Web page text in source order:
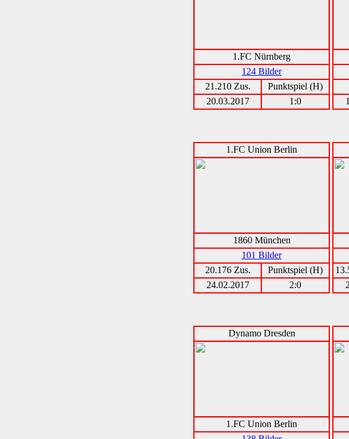
1.FC Nürnberg
124 Bilder
21.210 Zus.
Punktspiel (H)
20.03.2017
1:0
1.FC Union Berlin
1860 München
101 Bilder
20.176 Zus.
Punktspiel (H)
24.02.2017
2:0
Dynamo Dresden
1.FC Union Berlin